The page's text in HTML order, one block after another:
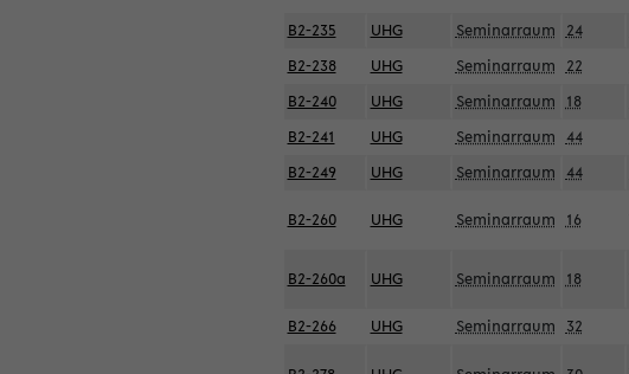
B2-235 UHG Seminarraum 24
B2-238
UHG Seminarraum 22
B2-240
UHG Seminarraum 18
B2-241
UHG Seminarraum 44
B2-249
UHG Seminarraum 44
B2-260 UHG Seminarraum 16
B2-260a UHG Seminarraum 18
B2-266 UHG Seminarraum 32